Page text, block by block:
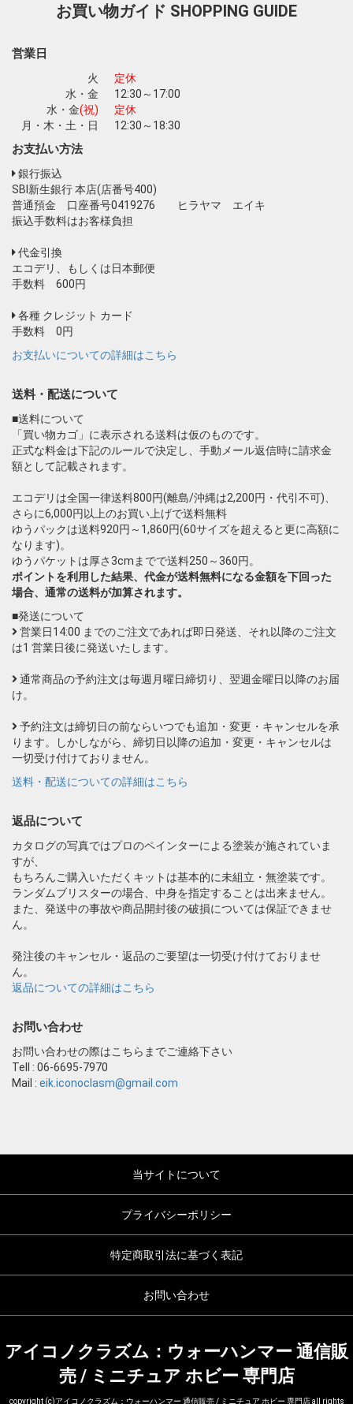
お買い物ガイド SHOPPING GUIDE
営業日
火
定休
水・金
12:30～17:00
水・金(祝)
定休
月・木・土・日
12:30～18:30
お支払い方法
銀行振込
SBI新生銀行 本店(店番号400)
普通預金 口座番号0419276 ヒラヤマ エイキ
振込手数料はお客様負担
代金引換
エコデリ、もしくは日本郵便
手数料 600円
各種 クレジット カード
手数料 0円
お支払いについての詳細はこちら
送料・配送について
■送料について
「買い物カゴ」に表示される送料は仮のものです。
正式な料金は下記のルールで決定し、手動メール返信時に請求金
額として記載されます。
エコデリは全国一律送料800円(離島/沖縄は2,200円・代引不可)、
さらに6,000円以上のお買い上げで送料無料
ゆうパックは送料920円～1,860円(60サイズを超えると更に高額に
なります)。
ゆうパケットは厚さ3cmまでで送料250～360円。
ポイントを利用した結果、代金が送料無料になる金額を下回った
場合、通常の送料が加算されます。
■発送について
営業日14:00 までのご注文であれば即日発送、それ以降のご注文
は1 営業日後に発送いたします。
通常商品の予約注文は毎週月曜日締切り、翌週金曜日以降のお届
け。
予約注文は締切日の前ならいつでも追加・変更・キャンセルを承
ります。しかしながら、締切日以降の追加・変更・キャンセルは
一切受け付けておりません。
送料・配送についての詳細はこちら
返品について
カタログの写真ではプロのペインターによる塗装が施されていま
すが、
もちろんご購入いただくキットは基本的に未組立・無塗装です。
ランダムブリスターの場合、中身を指定することは出来ません。
また、発送中の事故や商品開封後の破損については保証できませ
ん。
発注後のキャンセル・返品のご要望は一切受け付けておりませ
ん。
返品についての詳細はこちら
お問い合わせ
お問い合わせの際はこちらまでご連絡下さい
Tell : 06-6695-7970
Mail : eik.iconoclasm@gmail.com
当サイトについて
プライバシーポリシー
特定商取引法に基づく表記
お問い合わせ
アイコノクラズム：ウォーハンマー 通信販
売 / ミニチュア ホビー 専門店
copyright (c)アイコノクラズム：ウォーハンマー 通信販売 / ミニチュア ホビー 専門店 all rights